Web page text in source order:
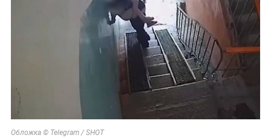
Обложка © Telegram / SHOT